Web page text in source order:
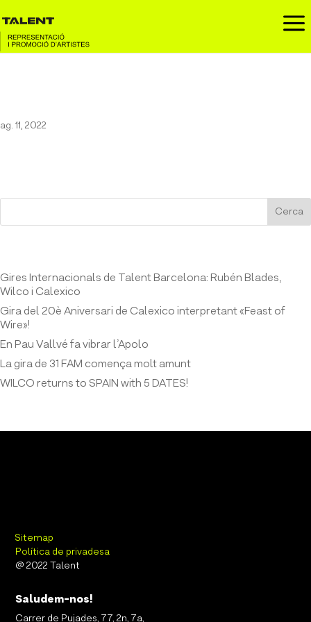
a
ag. 11, 2022
Cerca
Gires Internacionals de Talent Barcelona: Rubén Blades,
Wilco i Calexico
Gira del 20è Aniversari de Calexico interpretant «Feast of
Wire»!
En Pau Vallvé fa vibrar l’Apolo
La gira de 31 FAM comença molt amunt
WILCO returns to SPAIN with 5 DATES!
Sitemap
Política de privadesa
@ 2022 Talent
Saludem-nos!
Carrer de Pujades, 77, 2n, 7a,